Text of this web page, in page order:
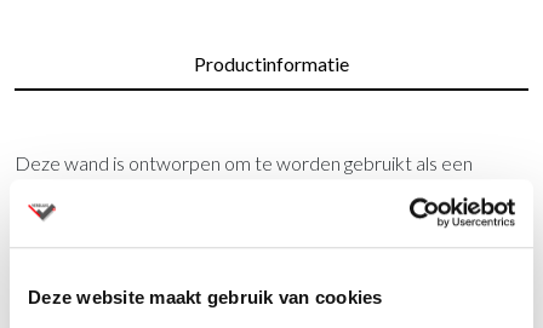
Deze website maakt gebruik van cookies
Productinformatie
Deze wand is ontworpen om te worden gebruikt als een
lichtgewicht geluidsabsorber in het bovenste frequentie bereik
(500 Hz en hoger). Deze panelen helpen storende reflecties
van omgevingsgeluiden te verminderen, zoals stemmen,